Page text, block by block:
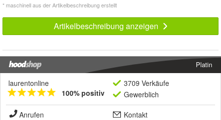
* maschinell aus der Artikelbeschreibung erstellt
Artikelbeschreibung anzeigen
Platin
laurentonline
100% positiv
3709 Verkäufe
Gewerblich
Anrufen
Kontakt